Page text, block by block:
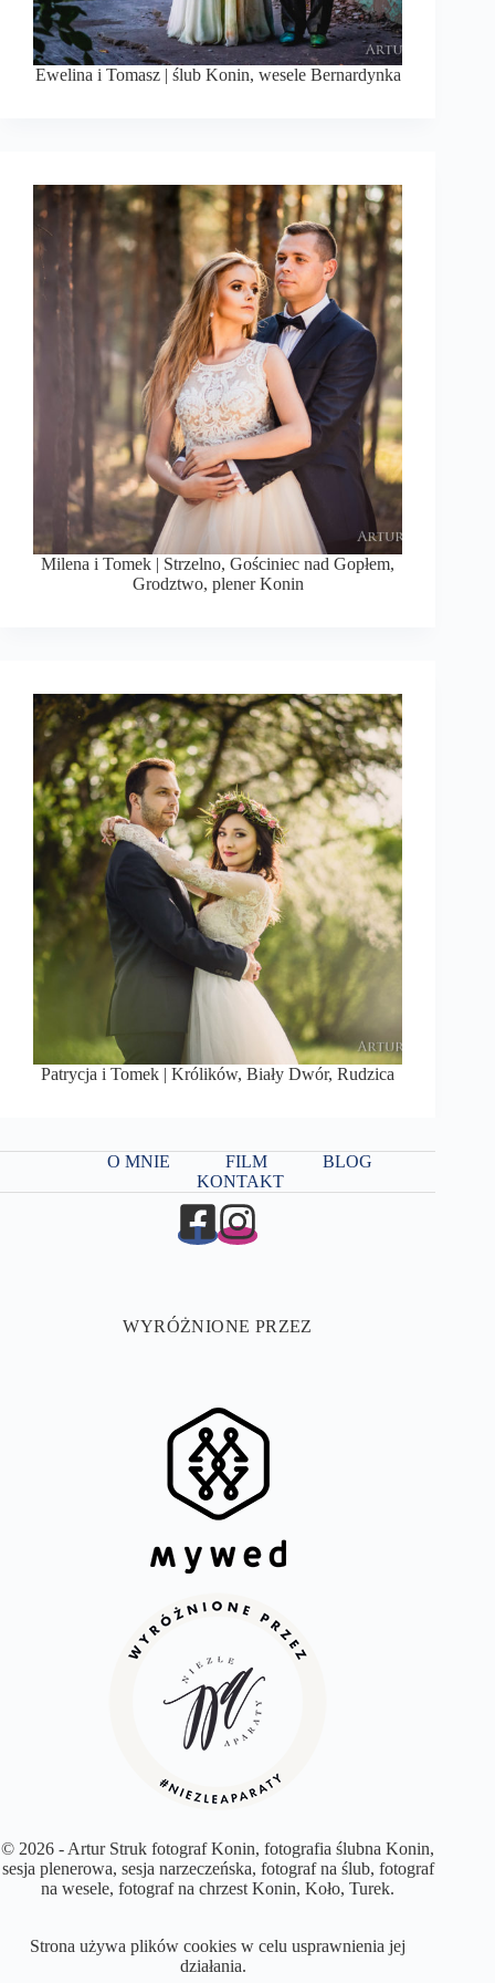
Ewelina i Tomasz | ślub Konin, wesele Bernardynka
Milena i Tomek | Strzelno, Gościniec nad Gopłem,
Grodztwo, plener Konin
Patrycja i Tomek | Królików, Biały Dwór, Rudzica
O MNIE FILM
BLOG
KONTAKT
WYRÓŻNIONE PRZEZ
© 2026 - Artur Struk fotograf Konin, fotografia ślubna Konin,
sesja plenerowa, sesja narzeczeńska, fotograf na ślub, fotograf
na wesele, fotograf na chrzest Konin, Koło, Turek.
Strona używa plików cookies w celu usprawnienia jej
działania.